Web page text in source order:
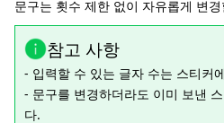
문구는 횟수 제한 없이 자유롭게 변
참고 사항
- 입력할 수 있는 글자 수는 스티커
- 문구를 변경하더라도 이미 보낸
다.